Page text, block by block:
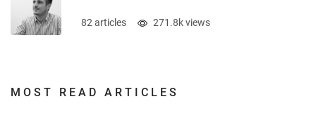
82 articles 271.8k views
MOST READ ARTICLES